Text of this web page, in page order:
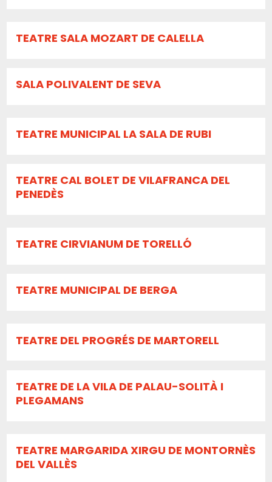
TEATRE SALA MOZART DE CALELLA
SALA POLIVALENT DE SEVA
TEATRE MUNICIPAL LA SALA DE RUBI
TEATRE CAL BOLET DE VILAFRANCA DEL
PENEDÈS
TEATRE CIRVIANUM DE TORELLÓ
TEATRE MUNICIPAL DE BERGA
TEATRE DEL PROGRÉS DE MARTORELL
TEATRE DE LA VILA DE PALAU-SOLITÀ I
PLEGAMANS
TEATRE MARGARIDA XIRGU DE MONTORNÈS
DEL VALLÈS